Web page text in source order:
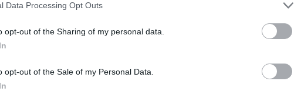
Data Processing Opt Outs
opt-out of the Sharing of my personal data.
opt-out of the Sale of my Personal Data.
en ligne auprès d’établissement financiers.
et donc du taux dans le cas d’un crédit auto.